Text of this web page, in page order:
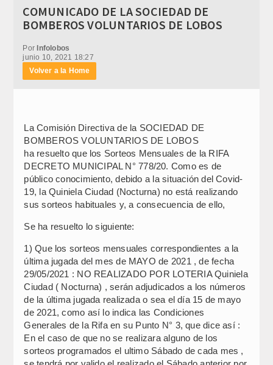
COMUNICADO DE LA SOCIEDAD DE
BOMBEROS VOLUNTARIOS DE LOBOS
PorInfolobos
junio 10, 2021 18:27
Volver a la Home
La Comisión Directiva de la SOCIEDAD DE
BOMBEROS VOLUNTARIOS DE LOBOS
ha resuelto que los Sorteos Mensuales de la RIFA
DECRETO MUNICIPAL N° 778/20. Como es de
público conocimiento, debido a la situación del Covid-
19, la Quiniela Ciudad (Nocturna) no está realizando
sus sorteos habituales y, a consecuencia de ello,
Se ha resuelto lo siguiente:
1) Que los sorteos mensuales correspondientes a la
última jugada del mes de MAYO de 2021 , de fecha
29/05/2021 : NO REALIZADO POR LOTERIA Quiniela
Ciudad ( Nocturna) , serán adjudicados a los números
de la última jugada realizada o sea el día 15 de mayo
de 2021, como así lo indica las Condiciones
Generales de la Rifa en su Punto N° 3, que dice así :
En el caso de que no se realizara alguno de los
sorteos programados el ultimo Sábado de cada mes ,